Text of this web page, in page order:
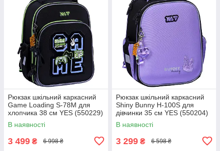
Рюкзак шкільний каркасний
Game Loading S-78M для
хлопчика 38 см YES (550229)
В наявності
3 499 ₴ 6 998 ₴
Рюкзак шкільний каркасний
Shiny Bunny H-100S для
дівчинки 35 см YES (550204)
В наявності
3 299 ₴ 6 598 ₴